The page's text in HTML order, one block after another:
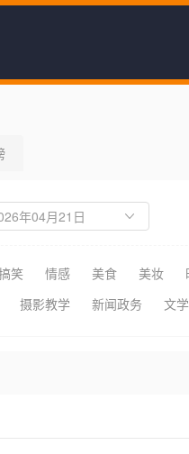
笑 情感 美食 美妆
摄影教学 新闻政务 文